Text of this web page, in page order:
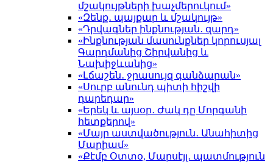
մշակույթների խաչմերուկում»
«Զենք․ պայքար և մշակույթ»
«Դրվագներ ինքնության․ զարդ»
«Ինքնության մասունքներ կորուսյալ
Գարդմանից Շիրվանից և
Նախիջևանից»
«Լճաշեն․ ջրասույզ գանձարան»
«Սուրբ անունդ պիտի հիշվի
դարեդար»
«Երեկ և այսօր․ Ժակ դը Մորգանի
հետքերով»
«Մայր աստվածություն․ Անահիտից
Մարիամ»
«Քէմբ Օտտօ, Մարսէյլ․ պատմություն